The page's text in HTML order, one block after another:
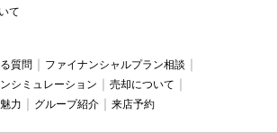
て
質問
ファイナンシャルプラン相談
シミュレーション
売却について
力 グループ紹介 来店予約